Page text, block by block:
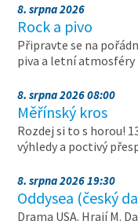
8. srpna 2026
Rock a pivo
Připravte se na
piva a letní
8. srpna 2026 08:00
Měřínský kros
Rozdej si to s horou!
výhledy a poctivý
8. srpna 2026 19:30
Oddysea (český
Drama USA. Hrají M.